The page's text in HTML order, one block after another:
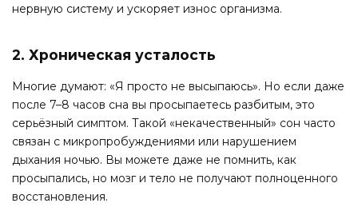
нервную систему и ускоряет износ организма.
2. Хроническая усталость
Многие думают: «Я просто не высыпаюсь». Но если даже
после 7–8 часов сна вы просыпаетесь разбитым, это
серьёзный симптом. Такой «некачественный» сон часто
связан с микропробуждениями или нарушением
дыхания ночью. Вы можете даже не помнить, как
просыпались, но мозг и тело не получают полноценного
восстановления.